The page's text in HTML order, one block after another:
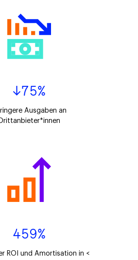
↓75%
Ausgaben an
Drittanbieter*innen
459%
ROI und Amortisation in <